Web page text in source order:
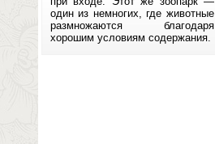
один из немногих, где животные
размножаются благодаря
хорошим условиям содержания.